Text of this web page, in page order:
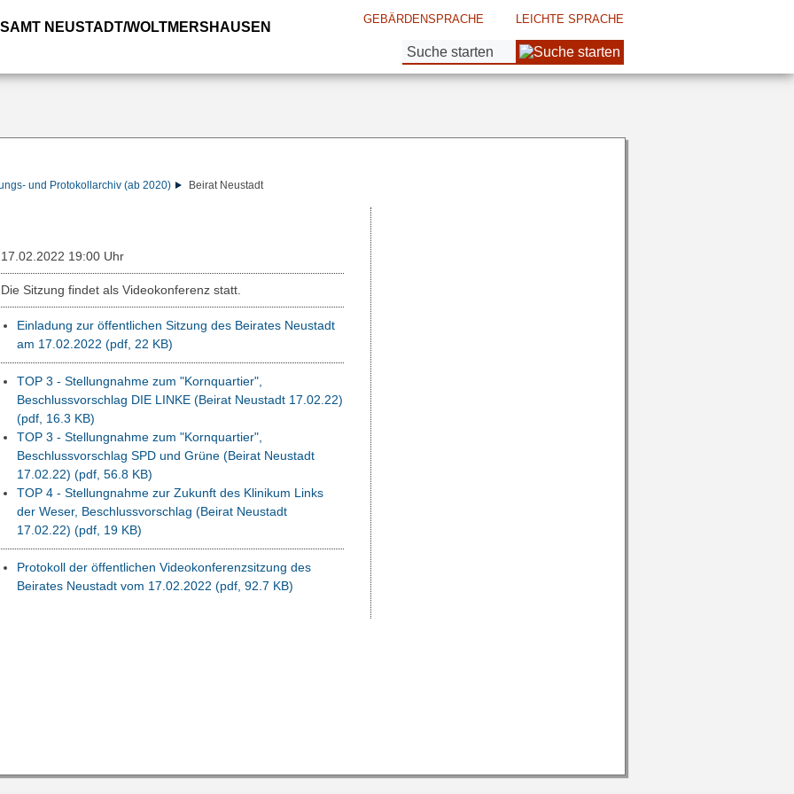
NEUSTADT/WOLTMERSHAUSEN
GEBÄRDENSPRACHE LEICHTE SPRACHE
Suche:
und Protokollarchiv (ab 2020) Beirat Neustadt
17.02.2022 19:00 Uhr
Die Sitzung findet als Videokonferenz statt.
Einladung zur öffentlichen Sitzung des Beirates Neustadt
am 17.02.2022 (pdf, 22 KB)
TOP 3 - Stellungnahme zum "Kornquartier",
Beschlussvorschlag DIE LINKE (Beirat Neustadt 17.02.22)
(pdf, 16.3 KB)
TOP 3 - Stellungnahme zum "Kornquartier",
Beschlussvorschlag SPD und Grüne (Beirat Neustadt
17.02.22) (pdf, 56.8 KB)
TOP 4 - Stellungnahme zur Zukunft des Klinikum Links
der Weser, Beschlussvorschlag (Beirat Neustadt
17.02.22) (pdf, 19 KB)
Protokoll der öffentlichen Videokonferenzsitzung des
Beirates Neustadt vom 17.02.2022 (pdf, 92.7 KB)